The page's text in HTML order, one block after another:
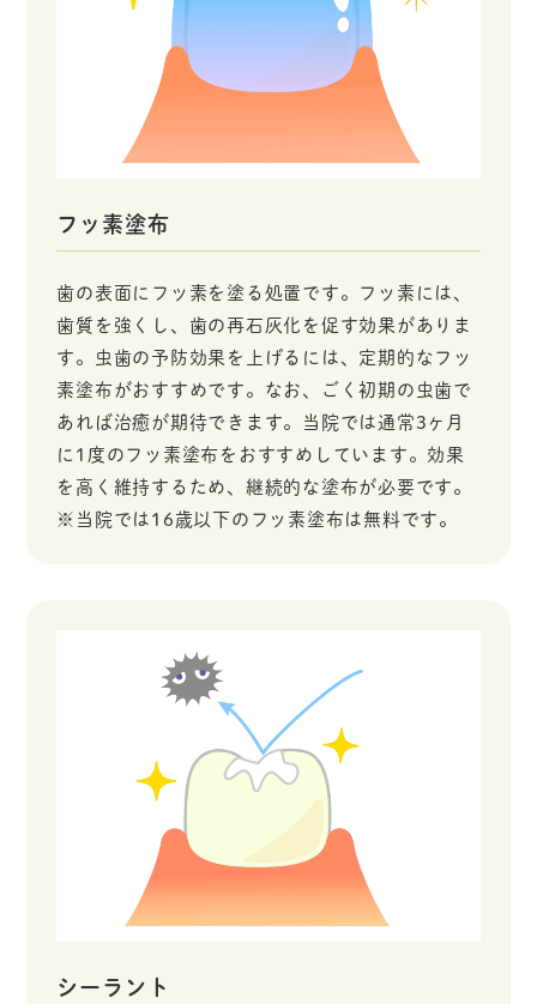
フッ素塗布
歯の表面にフッ素を塗る処置です。フッ素には、
歯質を強くし、歯の再石灰化を促す効果がありま
す。虫歯の予防効果を上げるには、定期的なフッ
素塗布がおすすめです。なお、ごく初期の虫歯で
あれば治癒が期待できます。当院では通常3ヶ月
に1度のフッ素塗布をおすすめしています。効果
を高く維持するため、継続的な塗布が必要です。
※当院では16歳以下のフッ素塗布は無料です。
シーラント